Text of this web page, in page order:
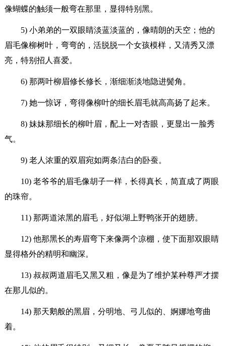
像蝴蝶的触须一般弯在那里，显得特别黑。
5) 小弟弟的一双眼睛淡蓝淡蓝的，像晴朗的天空；他的
眉毛像柳树叶，弯弯的，活脱脱一个女孩模样，又清秀又漂
亮，特别招人喜爱。
6) 那两叶柳眉修长修长，渐细渐淡地隐进鬓角。
7) 她一惊讶，弯得像柳叶的细长眉毛就高高扬了起来。
8) 妹妹那细长的柳叶眉，配上一对杏眼，更显出一脸秀
气。
9) 老人浓重的双眉宛如两条洁白的卧蚕。
10) 老爷爷的眉毛像胡子一样，长得真长，简直成了两眼
的珠帘。
11) 那两道浓黑的眉毛，好似湖上野鸭张开的翅膀。
12) 他那黑长的寿眉弯下来像两个凉棚，使下面那双眼睛
显得格外的精明和幽深。
13) 叔叔两道眉毛又黑又粗，像是为了维护某种尊严才摆
在那儿似的。
14) 那天鹅般的黑眉，分明地、弓儿似的、婀娜地弯曲
着。